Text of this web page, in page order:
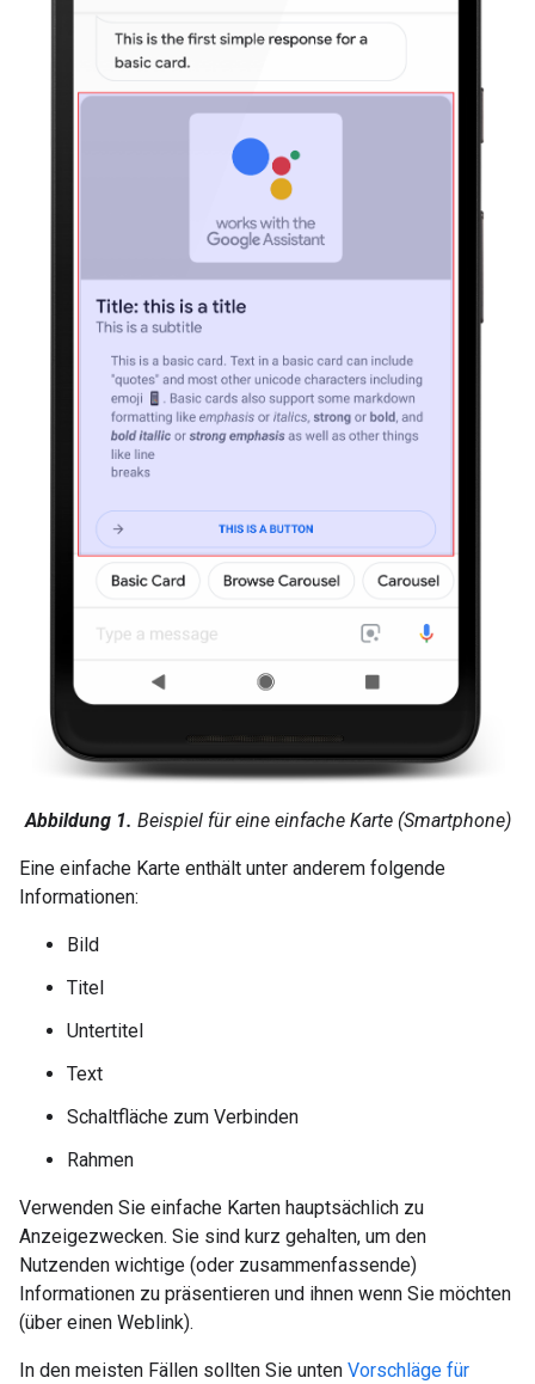
Abbildung 1. Beispiel für eine einfache Karte (Smartphone)
Eine einfache Karte enthält unter anderem folgende
Informationen:
Bild
Titel
Untertitel
Text
Schaltfläche zum Verbinden
Rahmen
Verwenden Sie einfache Karten hauptsächlich zu
Anzeigezwecken. Sie sind kurz gehalten, um den
Nutzenden wichtige (oder zusammenfassende)
Informationen zu präsentieren und ihnen wenn Sie möchten
(über einen Weblink).
In den meisten Fällen sollten Sie unten Vorschläge für